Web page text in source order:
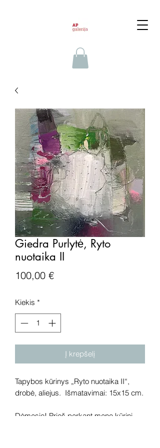
Giedra Purlytė, Ryto
nuotaika II
100,00 €Price
Kiekis *
Į krepšelį
Tapybos kūrinys „Ryto nuotaika II“,
drobė, aliejus. Išmatavimai: 15x15 cm.
Dėmesio! Prieš perkant meno kūrinį